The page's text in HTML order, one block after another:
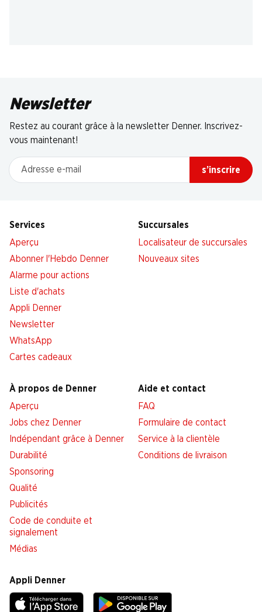
Newsletter
Restez au courant grâce à la newsletter Denner. Inscrivez-
vous maintenant!
Adresse e-mail
s’inscrire
Services
Aperçu
Abonner l'Hebdo Denner
Alarme pour actions
Liste d'achats
Appli Denner
Newsletter
WhatsApp
Cartes cadeaux
Succursales
Localisateur de succursales
Nouveaux sites
À propos de Denner
Aperçu
Jobs chez Denner
Indépendant grâce à Denner
Durabilité
Sponsoring
Qualité
Publicités
Code de conduite et
signalement
Médias
Aide et contact
FAQ
Formulaire de contact
Service à la clientèle
Conditions de livraison
Appli Denner